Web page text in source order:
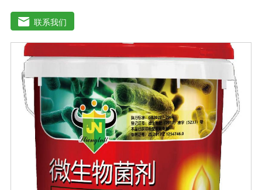
素、酸性物质以及维生素，能不同程度地刺激调节植物生
长；并且能产生铁载体、抗生素、系统防卫酶等多种物
质，可以抑制细菌或真菌性病害或诱导系统抗性间接达到
促进植物生长的作用。既能适用于各种粮食作物及蔬菜的
种植，又能适用于果树等经济作物的栽培。【适用范围】
玉米、小麦、果树、土豆、红薯、辣椒、番茄、黄瓜丶韮
菜、甘蓝等瓜果、蔬菜。【注意事项】1.本品内含大量有
益活菌，不可与杀菌剂混合使用，用过农药 的喷雾器一定
要认真清洗后在喷菌剂。2.本品如与化肥混用，要现混现
用。【贮 存】于阴凉干燥处保存，避免阳光直射和雨淋
【保 质 期】24个月【性 状】粉剂【活 菌 数】≥200亿/克
联系我们